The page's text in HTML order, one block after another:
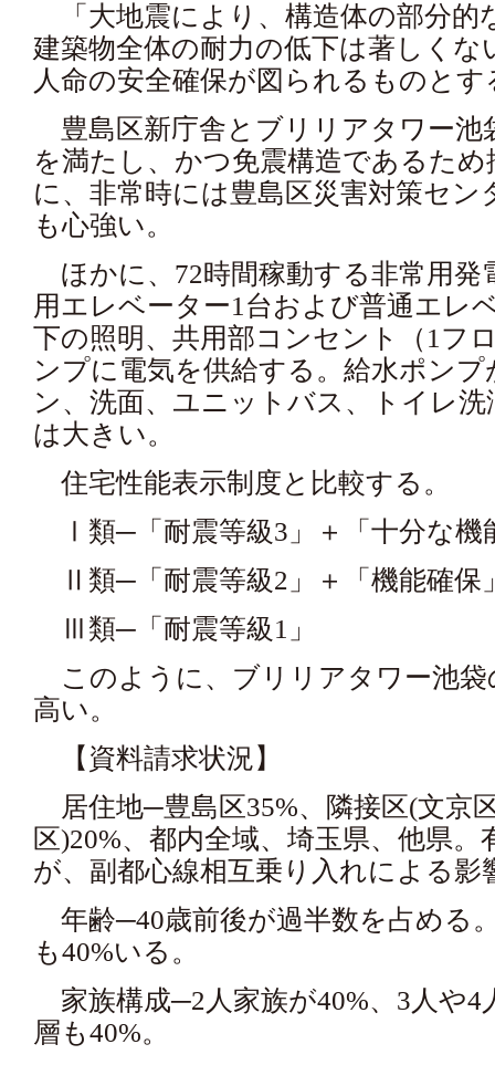
「大地震により、構造体の部分的
建築物全体の耐力の低下は著しく
人命の安全確保が図られるものとす
豊島区新庁舎とブリリアタワー
を満たし、かつ免震構造であるた
に、非常時には豊島区災害対策セン
も心強い。
ほかに、72時間稼動する非常用発
用エレベーター1台および普通エレ
下の照明、共用部コンセント（1フ
ンプに電気を供給する。給水ポン
ン、洗面、ユニットバス、トイレ
は大きい。
住宅性能表示制度と比較する。
Ⅰ類─「耐震等級3」＋「十分な機
Ⅱ類─「耐震等級2」＋「機能確保
Ⅲ類─「耐震等級1」
このように、ブリリアタワー池袋
高い。
【資料請求状況】
居住地─豊島区35%、隣接区(文京
区)20%、都内全域、埼玉県、他県
が、副都心線相互乗り入れによる影
年齢─40歳前後が過半数を占める
も40%いる。
家族構成─2人家族が40%、3人や4
層も40%。